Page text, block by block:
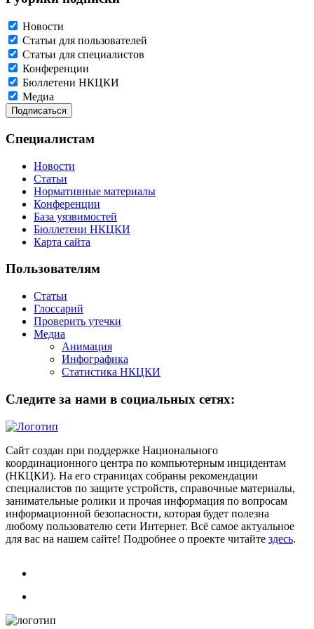
Новости
Статьи для пользователей
Статьи для специалистов
Конференции
Бюллетени НКЦКИ
Медиа
Специалистам
Новости
Статьи
Нормативные материалы
Конференции
База уязвимостей
Бюллетени НКЦКИ
Карта сайта
Пользователям
Статьи
Глоссарий
Проверить утечки
Медиа
Анимация
Инфографика
Статистика НКЦКИ
Следите за нами в социальных сетях:
Сайт создан при поддержке Национального
координационного центра по компьютерным инцидентам
(НКЦКИ). На его страницах собраны рекомендации
специалистов по защите устройств, справочные материалы,
занимательные ролики и прочая информация по вопросам
информационной безопасности, которая будет полезна
любому пользователю сети Интернет. Всё самое актуальное
для вас на нашем сайте! Подробнее о проекте читайте здесь.